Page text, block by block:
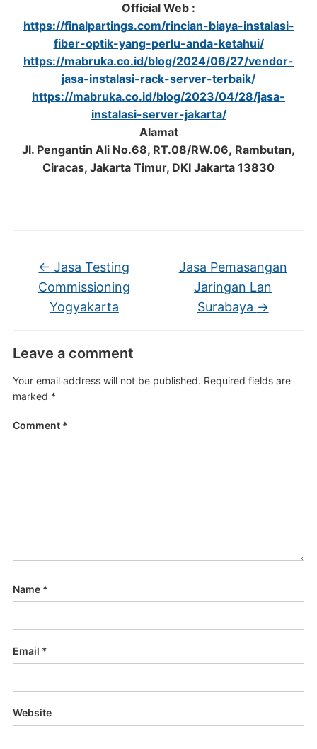
Official Web :
https://finalpartings.com/rincian-biaya-instalasi-
fiber-optik-yang-perlu-anda-ketahui/
https://mabruka.co.id/blog/2024/06/27/vendor-
jasa-instalasi-rack-server-terbaik/
https://mabruka.co.id/blog/2023/04/28/jasa-
instalasi-server-jakarta/
Alamat
Jl. Pengantin Ali No.68, RT.08/RW.06, Rambutan,
Ciracas, Jakarta Timur, DKI Jakarta 13830
← Jasa Testing
Commissioning
Yogyakarta
Jasa Pemasangan
Jaringan Lan
Surabaya →
Leave a comment
Your email address will not be published. Required fields are
marked *
Comment *
Name *
Email *
Website